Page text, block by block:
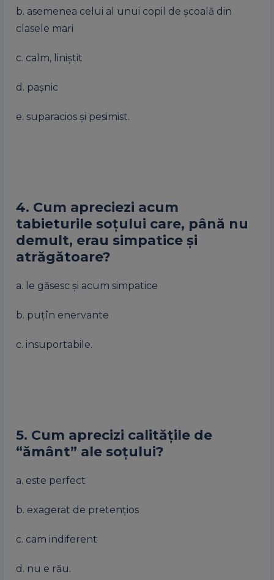
b. asemenea celui al unui copil de școală din
clasele mari
c. calm, liniștit
d. pașnic
e. suparacios și pesimist.
4. Cum apreciezi acum
tabieturile soțului care, până nu
demult, erau simpatice și
atrăgătoare?
a. le găsesc și acum simpatice
b. puțîn enervante
c. insuportabile.
5. Cum aprecizi calitățile de
“ământ” ale soțului?
a. este perfect
b. exagerat de pretențios
c. cam indiferent
d. nu e rău.